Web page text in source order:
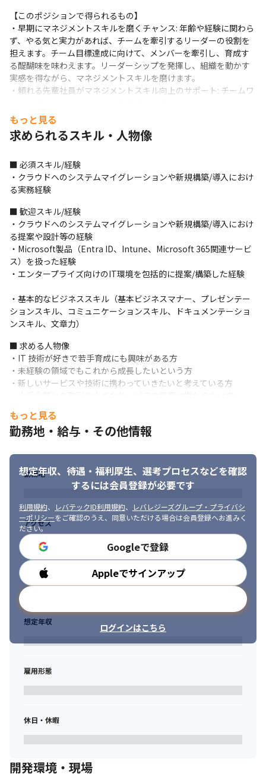
【このポジションで得られるもの】
・早期にマネジメントスキルを磨くチャンス: 年齢や経験に関わら
ず、やる気と実力があれば、チームを牽引するリーダーの役割を
担えます。チーム目標達成に向けて、メンバーを牽引し、育成す
る醍醐味を味わえます。リーダーシップを発揮し、組織を動かす
実感を得ながら、マネジメントスキルを磨けます。
・頼れる先輩社員がマネジメントスキル向上のサポート: チームワ
をします。
・最先端技術への挑戦: クラウド、ID管理、エンドポイント管理と
いった、情報システムの進化を支える最新技術に日々触れ、その
・サービス企画/立ち上げへの参画: 新サービスの企画段階から携
わり、市場を創造していくダイナミズムを体感できます。
・エンジニアとしての確かな成長: 上流工程から下流工程まで一気
ェッショナルへと成長できます。
・大手企業との直接取引: 大規模案件や難易度の高い要件定義に携
わる機会があり、自身のスキルを最大限に発揮できます。
・大きな裁量と自由な発想: 少数精鋭の組織だからこそ、一人ひと
りに与えられる裁量が大きく、自由な発想で業務に取り組むこと
ができます。
■ 詳細
＜具体的な業務内容＞
・クラウドへの移行や利用に際しての提案/設計/環境整備サービス
・クラウドのコスト最低化の提案や分析
・クラウドに関する新サービスの企画/サービス立ち上げ
・マイクロソフト社のソリューションを中心とした導入支援サー
ビスの提供
＜入社後の流れ＞
・先輩社員の案件のサポートから担当し、担当サービスのプロダ
・プロジェクトの中で経験を積んで、独り立ちをしていきます
■ この仕事の面白み、魅力
・クラウドやID管理、エンドポイント管理といったお客様情報シ
ステムに関わる最新技術に網羅的に関わることができます
・サービスの立ち上げに企画段階から参画できます
・提案/設計から環境整備/運用まで一気通貫でお客さまに対応する
ため、エンジニアとして成長することができます
・大手企業との取引や大きなサービスの提案に携わることができ
ます
・少数精鋭の組織のため、裁量権をもって業務を進めることがで
きます
もっと見る
求められるスキル・人物像
■ 必須スキル/経験
・クラウドへのシステムマイグレーションや新規構築/導入におけ
る実務経験
■ 歓迎スキル/経験
・クラウドへのシステムマイグレーションや新規構築/導入におけ
る提案や設計等の経験
・Microsoft製品（Entra ID、Intune、Microsoft 365関連サービ
ス）を扱った経験
・エンタープライズ向けのIT環境を包括的に提案/構築した経験
・基本的なビジネススキル（基本ビジネスマナー、プレゼンテー
ションスキル、コミュニケーションスキル、ドキュメンテーショ
ンスキル、文章力）
■ 求める人物像
・IT 技術が好きで若手育成にも興味がある方
・未経験の領域でもこれから成長したいという方
・新しいサービスや技術に携わっていきたいと考えている方
もっと見る
勤務地・給与・その他情報
想定年収、待遇・福利厚生、 選考プロセスなどを確認
するには会員登録が必要です
利用規約、 レバテックID利用規約、
レバレジーズグループ・プライバシ
ーポリシーをご確認のうえ、同意いただける場合は会員登録へお進みく
ださい。
Googleで登録
Appleでサインアップ
ログインはこちら
勤務地
アクセス
勤務時間
想定年収
雇用形態
休日・休暇
開発環境・現場